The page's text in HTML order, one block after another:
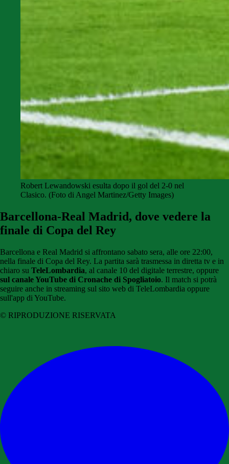
Robert Lewandowski esulta dopo il gol del 2-0 nel
Clasico. (Foto di Angel Martinez/Getty Images)
Barcellona-Real Madrid, dove vedere la
finale di Copa del Rey
Barcellona e Real Madrid si affrontano sabato sera, alle ore 22:00,
nella finale di Copa del Rey. La partita sarà trasmessa in diretta tv e in
chiaro su TeleLombardia, al canale 10 del digitale terrestre, oppure
sul canale YouTube di Cronache di Spogliatoio. Il match si potrà
seguire anche in streaming sul sito web di TeleLombardia oppure
sull'app di YouTube.
© RIPRODUZIONE RISERVATA